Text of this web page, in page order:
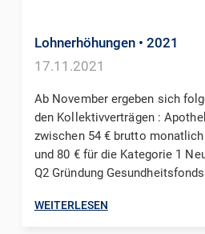
Lohnerhöhungen • 2021
17.11.2021
Ab November ergeben sich
den Kollektivverträgen :
zwischen 54 € brutto
und 80 € für die Kategorie 1
Q2 Gründung
WEITERLESEN